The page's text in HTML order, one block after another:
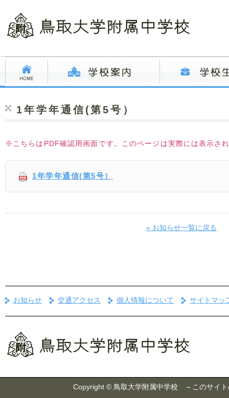
1年学年通信(第5号）
※こちらはPDF確認用画面です。このページは実際には表示さ
1年学年通信(第5号）
« お知らせ一覧に戻る
お知らせ 交通アクセス 個人情報について サイトマッ
Copyright © 鳥取大学附属中学校 ～このサイト